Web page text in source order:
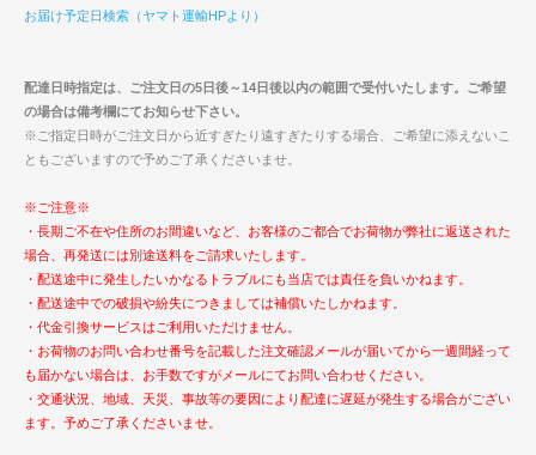
お届け予定日検索（ヤマト運輸HPより）
配達日時指定は、ご注文日の5日後～14日後以内の範囲で受付いたします。ご希望
の場合は備考欄にてお知らせ下さい。
※ご指定日時がご注文日から近すぎたり遠すぎたりする場合、ご希望に添えないこ
ともございますので予めご了承くださいませ。
※ご注意※
・長期ご不在や住所のお間違いなど、お客様のご都合でお荷物が弊社に返送された
場合、再発送には別途送料をご請求いたします。
・配送途中に発生したいかなるトラブルにも当店では責任を負いかねます。
・配送途中での破損や紛失につきましては補償いたしかねます。
・代金引換サービスはご利用いただけません。
・お荷物のお問い合わせ番号を記載した注文確認メールが届いてから一週間経って
も届かない場合は、お手数ですがメールにてお問い合わせください。
・交通状況、地域、天災、事故等の要因により配達に遅延が発生する場合がござい
ます。予めご了承くださいませ。